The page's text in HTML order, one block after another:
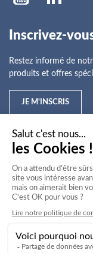
Inscrivez-
Restez informé de
produits et offres
JE M'INSCRIS
Nos offres
Nos services
Nos secteurs
Service client